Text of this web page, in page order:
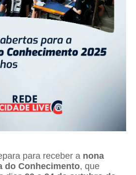
para receber a nona
do Conhecimento, que